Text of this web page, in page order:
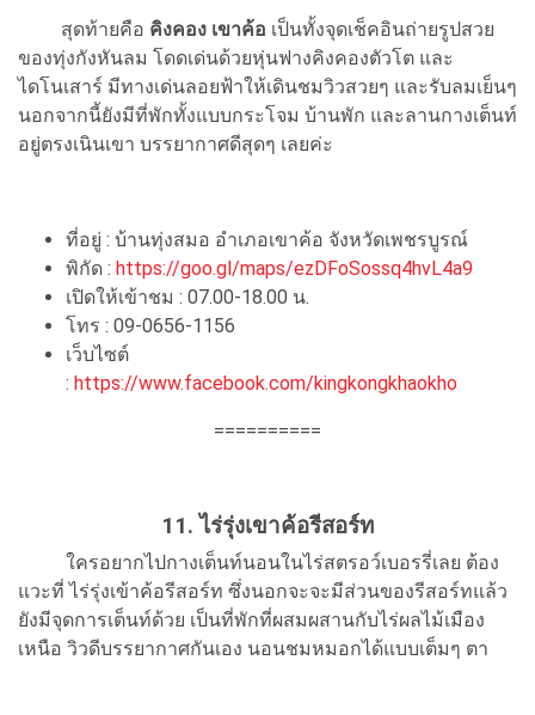
สุดท้ายคือ คิงคอง เขาค้อ เป็นทั้งจุดเช็คอินถ่ายรูปสวย
ของทุ่งกังหันลม โดดเด่นด้วยหุ่นฟางคิงคองตัวโต และ
ไดโนเสาร์ มีทางเด่นลอยฟ้าให้เดินชมวิวสวยๆ และรับลมเย็นๆ
นอกจากนี้ยังมีที่พักทั้งแบบกระโจม บ้านพัก และลานกางเต็นท์
อยู่ตรงเนินเขา บรรยากาศดีสุดๆ เลยค่ะ
ที่อยู่ : บ้านทุ่งสมอ อำเภอเขาค้อ จังหวัดเพชรบูรณ์
พิกัด : https://goo.gl/maps/ezDFoSossq4hvL4a9
เปิดให้เข้าชม : 07.00-18.00 น.
โทร : 09-0656-1156
เว็บไซต์
: https://www.facebook.com/kingkongkhaokho
==========
11. ไร่รุ่งเขาค้อรีสอร์ท
ใครอยากไปกางเต็นท์นอนในไร่สตรอว์เบอรรี่เลย ต้อง
แวะที่ ไร่รุ่งเข้าค้อรีสอร์ท ซึ่งนอกจะจะมีส่วนของรีสอร์ทแล้ว
ยังมีจุดการเต็นท์ด้วย เป็นที่พักที่ผสมผสานกับไร่ผลไม้เมือง
เหนือ วิวดีบรรยากาศกันเอง นอนชมหมอกได้แบบเต็มๆ ตา